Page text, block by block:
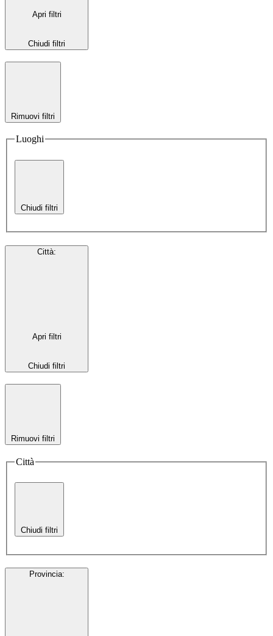
Apri filtri
Chiudi filtri
Rimuovi filtri
Luoghi
Chiudi filtri
Città:
Apri filtri
Chiudi filtri
Rimuovi filtri
Città
Chiudi filtri
Provincia: